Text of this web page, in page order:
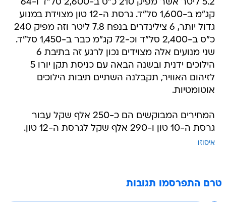
5.2 ליטר אשר מפיק 210 כ"ס ב-2,600 סל"ד ו-64
קג"מ ב-1,600 סל"ד. גרסת ה-12 טון מצוידת במנוע
גדול יותר, 6 צילינדרים בנפח 7.8 ליטר וזה מפיק 240
כ"ס ב-2,400 סל"ד וכ-72 קג"מ כבר ב-1,450 סל"ד.
שני מנועים אלה מצוידים נכון לרגע זה בתיבת 6
הילוכים ידנית ובשנה הבאה עם כניסת תקן יורו 5
לזיהום האוויר, תקבלנה השתיים תיבות הילוכים
אוטומטיות.
המחירים המבוקשים הם כ-250 אלף שקל עבור
גרסת ה-10 טון ו-290 אלף שקל לגרסת ה-12 טון.
איסוזו
טרם התפרסמו תגובות